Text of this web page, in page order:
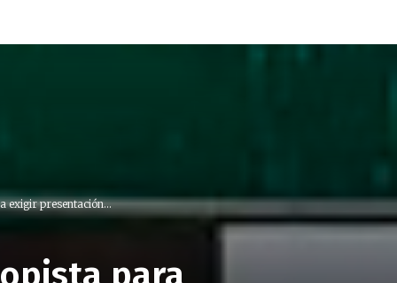
exigir presentación...